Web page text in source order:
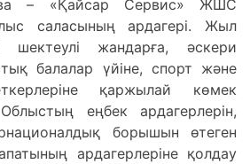
– «Қайсар Сервис» ЖШС
саласының ардагері. Жыл
шектеулі жандарға, әскери
балалар үйіне, спорт және
қаржылай көмек
еңбек ардагерлерін,
борышын өтеген
ардагерлеріне қолдау